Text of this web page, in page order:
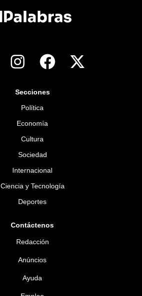
Secciones
Política
Economía
Cultura
Sociedad
Internacional
Ciencia y Tecnología
Deportes
Contáctenos
Redacción
Anúncios
Ayuda